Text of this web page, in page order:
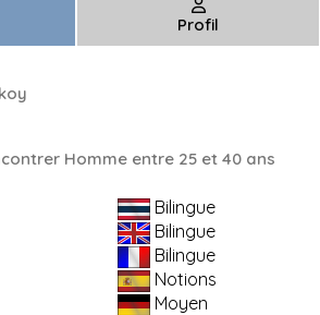
Profil
Homme entre 25 et 40 ans
Bilingue
Bilingue
Bilingue
Notions
Moyen